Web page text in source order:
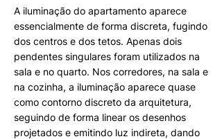
A iluminação do apartamento aparece
essencialmente de forma discreta, fugindo
dos centros e dos tetos. Apenas dois
pendentes singulares foram utilizados na
sala e no quarto. Nos corredores, na sala e
na cozinha, a iluminação aparece quase
como contorno discreto da arquitetura,
seguindo de forma linear os desenhos
projetados e emitindo luz indireta, dando